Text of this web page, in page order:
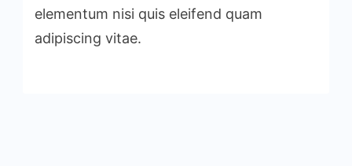
elementum nisi quis eleifend quam
adipiscing vitae.